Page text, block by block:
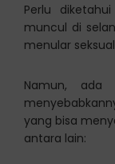
Perlu
muncul di
menular
Namun, ada
yang bisa
antara lain: